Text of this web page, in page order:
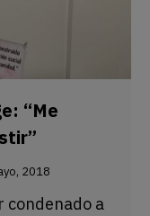
“Me
2018
condenado a